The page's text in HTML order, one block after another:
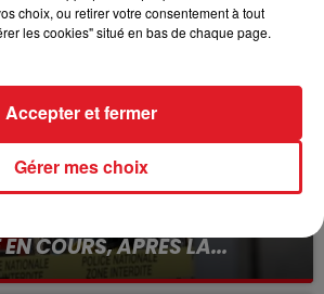
COURS, APRÈS LA...
éléments, le logement servait
choix, ou retirer votre consentement à tout
les cookies" situé en bas de chaque page.
Gérer mes choix
Accepter et fermer